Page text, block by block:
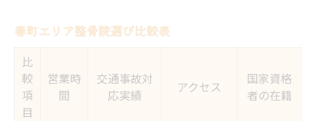
春町エリア整骨院選び比較表
比
較
項
目
営業時
間
交通事故対
応実績
アクセス
国家資格
者の在籍